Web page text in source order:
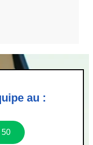
au :
50